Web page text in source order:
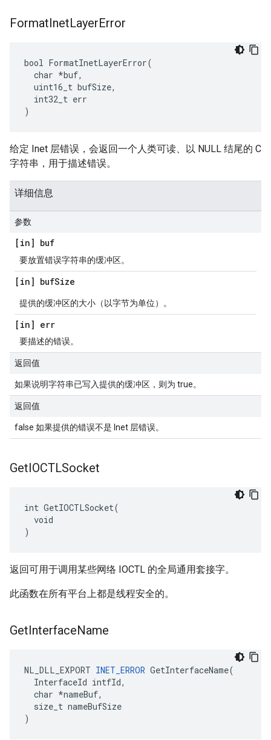
FormatInetLayerError
bool FormatInetLayerError(
  char *buf,
  uint16_t bufSize,
  int32_t err
)
给定 Inet 层错误，会返回一个人类可读、以 NULL 结尾的 C
字符串，用于描述错误。
详细信息
参数
[in] buf
要放置错误字符串的缓冲区。
[in] bufSize
提供的缓冲区的大小（以字节为单位）。
[in] err
要描述的错误。
返回值
如果说明字符串已写入提供的缓冲区，则为 true。
返回值
false 如果提供的错误不是 Inet 层错误。
GetIOCTLSocket
int GetIOCTLSocket(
  void
)
返回可用于调用某些网络 IOCTL 的全局通用套接字。
此函数在所有平台上都是线程安全的。
GetInterfaceName
NL_DLL_EXPORT INET_ERROR GetInterfaceName(
  InterfaceId intfId,
  char *nameBuf,
  size_t nameBufSize
)